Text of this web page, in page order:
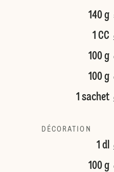
140 g
1 CC
100 g
100 g
1 sachet
DÉCORATION
1 dl
100 g